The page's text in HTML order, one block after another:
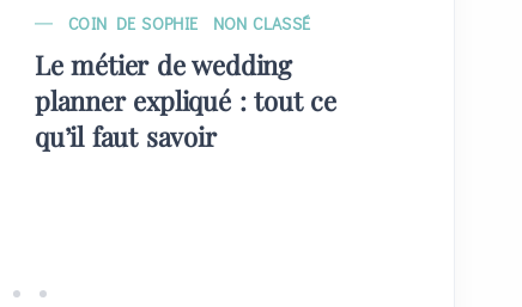
COIN DE SOPHIE NON CLASSÉ
Le métier de wedding
planner expliqué : tout ce
qu’il faut savoir